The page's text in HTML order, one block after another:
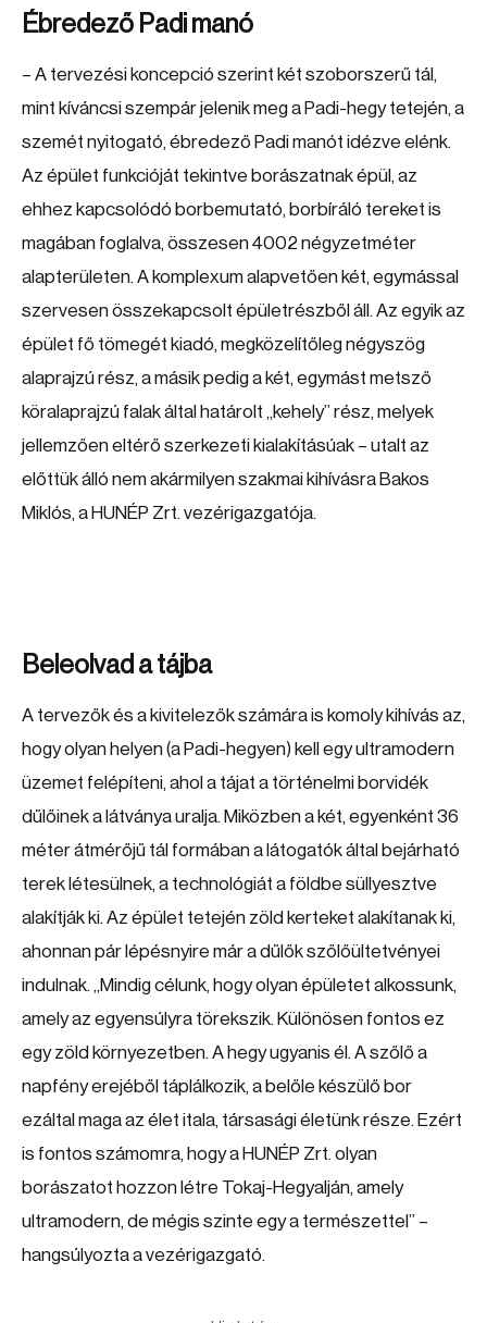
Ébredező Padi manó
– A tervezési koncepció szerint két szoborszerű tál,
mint kíváncsi szempár jelenik meg a Padi-hegy tetején, a
szemét nyitogató, ébredező Padi manót idézve elénk.
Az épület funkcióját tekintve borászatnak épül, az
ehhez kapcsolódó borbemutató, borbíráló tereket is
magában foglalva, összesen 4002 négyzetméter
alapterületen. A komplexum alapvetően két, egymással
szervesen összekapcsolt épületrészből áll. Az egyik az
épület fő tömegét kiadó, megközelítőleg négyszög
alaprajzú rész, a másik pedig a két, egymást metsző
köralaprajzú falak által határolt „kehely” rész, melyek
jellemzően eltérő szerkezeti kialakításúak – utalt az
előttük álló nem akármilyen szakmai kihívásra Bakos
Miklós, a HUNÉP Zrt. vezérigazgatója.
Beleolvad a tájba
A tervezők és a kivitelezők számára is komoly kihívás az,
hogy olyan helyen (a Padi-hegyen) kell egy ultramodern
üzemet felépíteni, ahol a tájat a történelmi borvidék
dűlőinek a látványa uralja. Miközben a két, egyenként 36
méter átmérőjű tál formában a látogatók által bejárható
terek létesülnek, a technológiát a földbe süllyesztve
alakítják ki. Az épület tetején zöld kerteket alakítanak ki,
ahonnan pár lépésnyire már a dűlők szőlőültetvényei
indulnak. „Mindig célunk, hogy olyan épületet alkossunk,
amely az egyensúlyra törekszik. Különösen fontos ez
egy zöld környezetben. A hegy ugyanis él. A szőlő a
napfény erejéből táplálkozik, a belőle készülő bor
ezáltal maga az élet itala, társasági életünk része. Ezért
is fontos számomra, hogy a HUNÉP Zrt. olyan
borászatot hozzon létre Tokaj-Hegyalján, amely
ultramodern, de mégis szinte egy a természettel” –
hangsúlyozta a vezérigazgató.